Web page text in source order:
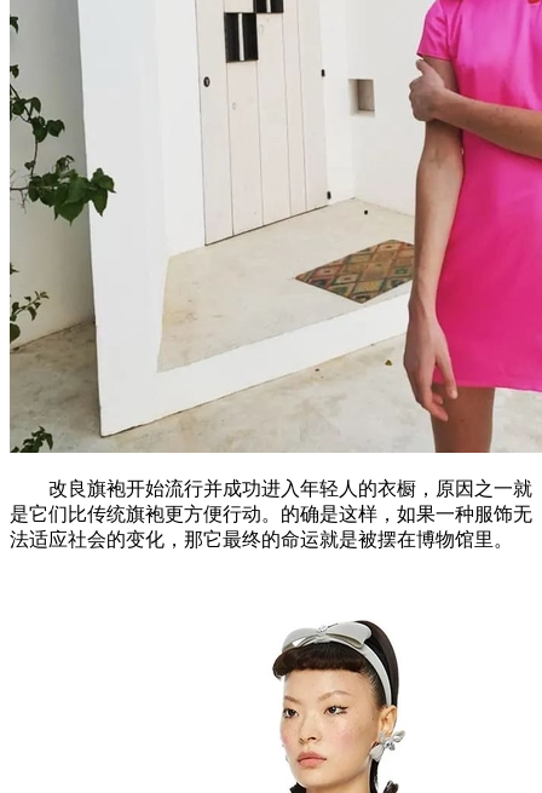
改良旗袍开始流行并成功进入年轻人的衣橱，原因之一就
是它们比传统旗袍更方便行动。的确是这样，如果一种服饰无
法适应社会的变化，那它最终的命运就是被摆在博物馆里。